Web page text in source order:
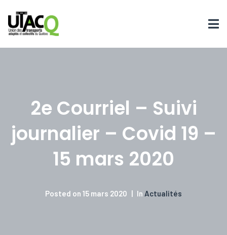
2e Courriel – Suivi
journalier – Covid 19 –
15 mars 2020
Posted on 15 mars 2020 In Actualités